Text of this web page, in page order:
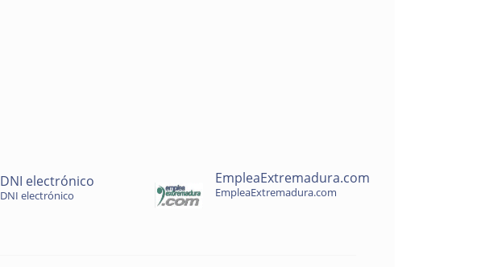
DNI electrónico
DNI electrónico
EmpleaExtremadura.com
EmpleaExtremadura.com